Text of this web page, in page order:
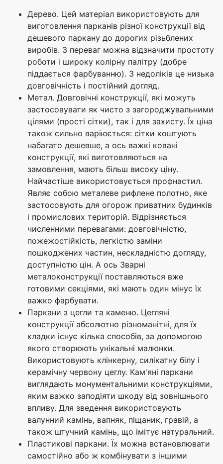
Дерево. Цей матеріал використовують для
виготовлення парканів різної конструкції від
дешевого паркану до дорогих різьблених
виробів. З переваг можна відзначити простоту
роботи і широку колірну палітру (добре
піддається фарбуванню). З недоліків це низька
довговічність і постійний догляд.
Метал. Довговічні конструкції, які можуть
застосовувати як чисто з загороджувальними
цілями (прості сітки), так і для захисту. Їх ціна
також сильно варіюється: сітки коштують
набагато дешевше, а ось важкі ковані
конструкції, які виготовляються на
замовлення, мають більш високу ціну.
Найчастіше використовується профнастил.
Являє собою металеве рифлене полотно, яке
застосовують для огорож приватних будинків
і промислових територій. Відрізняється
численними перевагами: довговічністю,
пожежостійкість, легкістю заміни
пошкоджених частин, нескладністю догляду,
доступністю цін. А ось Зварні
металоконструкції поставляються вже
готовими секціями, які мають один мінус їх
важко фарбувати.
Паркани з цегли та каменю. Цегляні
конструкції абсолютно різноманітні, для їх
кладки існує кілька способів, за допомогою
якого створюють унікальні малюнки.
Використовують клінкерну, силікатну білу і
керамічну червону цеглу. Кам'яні паркани
виглядають монументальними конструкціями,
яким важко заподіяти шкоду від зовнішнього
впливу. Для зведення використовують
валунний камінь, вапняк, піщаник, гравій, а
також штучний камінь, що імітує натуральний.
Пластикові паркани. Їх можна встановлювати
самостійно або ж комбінувати з іншими